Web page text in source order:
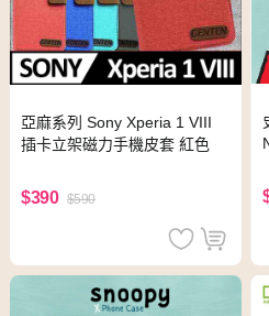
亞麻系列 Sony Xperia 1 VIII
插卡立架磁力手機皮套 紅色
$390 $590